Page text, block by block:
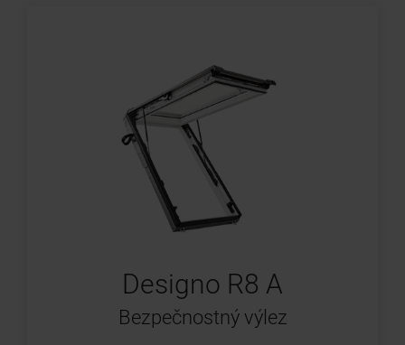
Designo R8 A
Bezpečnostný výlez